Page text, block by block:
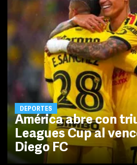
DEPORTES
América abre con
Leagues Cup al
Diego FC